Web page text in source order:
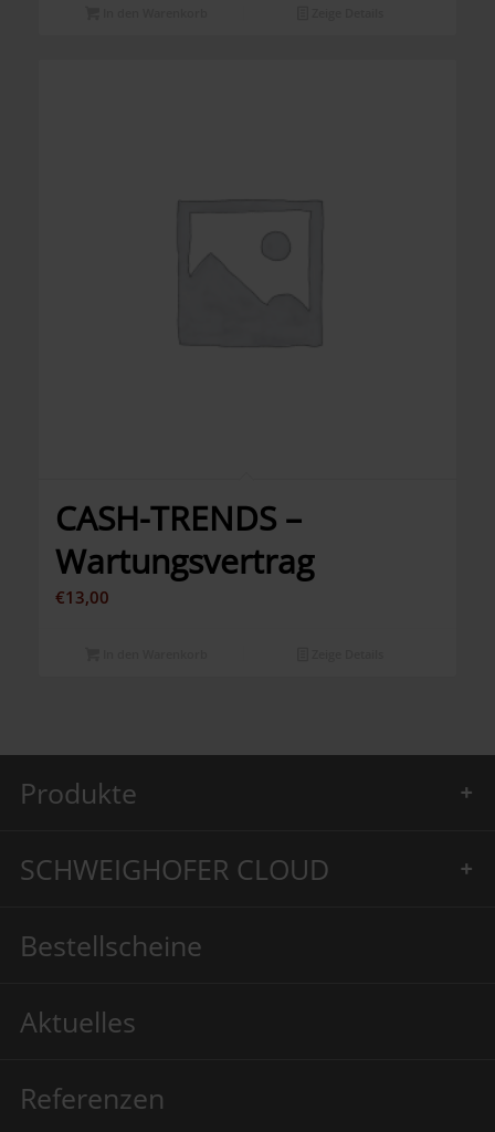
CASH-TRENDS –
Wartungsvertrag
€13,00
Produkte
SCHWEIGHOFER CLOUD
Bestellscheine
Aktuelles
Referenzen